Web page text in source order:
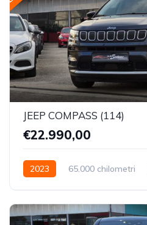
JEEP COMPASS (114)
€22.990,00
2023 65.000 chilometri